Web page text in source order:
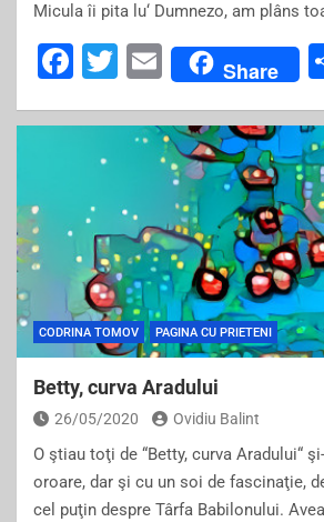
Micula îi pita lu‘ Dumnezo, am plâns
F
c
b
o
o
k
T
tt
E
m
ai
l
Share
CODRINA TOMOV PAGINA CU PRIETENI
Betty, curva Aradului
26/05/2020 Ovidiu Balint
O ştiau toţi de “Betty, curva Aradului“
oroare, dar şi cu un soi de fascinaţie,
cel puţin despre Târfa Babilonului.